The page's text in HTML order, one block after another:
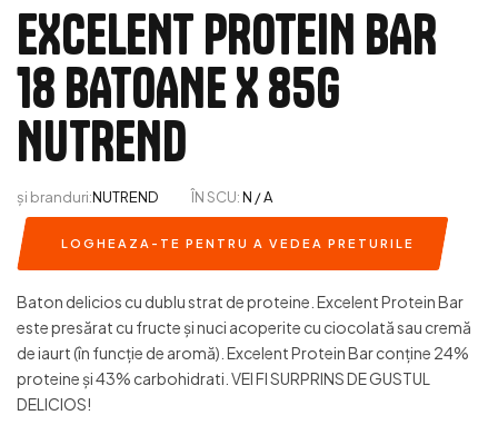
EXCELENT PROTEIN BAR
18 BATOANE X 85g
NUTREND
și branduri:NUTREND ÎN SCU:N / A
LOGHEAZA-TE PENTRU A VEDEA PRETURILE
Baton delicios cu dublu strat de proteine. Excelent Protein Bar
este presărat cu fructe și nuci acoperite cu ciocolată sau cremă
de iaurt (în funcție de aromă). Excelent Protein Bar conține 24%
proteine și 43% carbohidrati. VEI FI SURPRINS DE GUSTUL
DELICIOS!